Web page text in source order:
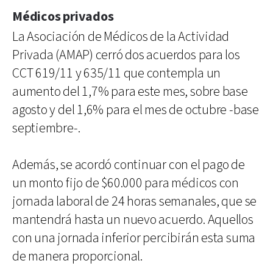
Médicos privados
La Asociación de Médicos de la Actividad
Privada (AMAP) cerró dos acuerdos para los
CCT 619/11 y 635/11 que contempla un
aumento del 1,7% para este mes, sobre base
agosto y del 1,6% para el mes de octubre -base
septiembre-.
Además, se acordó continuar con el pago de
un monto fijo de $60.000 para médicos con
jornada laboral de 24 horas semanales, que se
mantendrá hasta un nuevo acuerdo. Aquellos
con una jornada inferior percibirán esta suma
de manera proporcional.